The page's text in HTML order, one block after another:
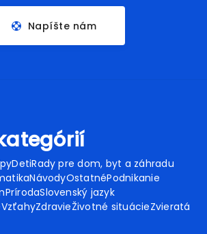
Napíšte nám
DetiRady pre dom, byt a záhradu
NávodyOstatnéPodnikanie
PrírodaSlovenský jazyk
VzťahyZdravieŽivotné situácieZvieratá